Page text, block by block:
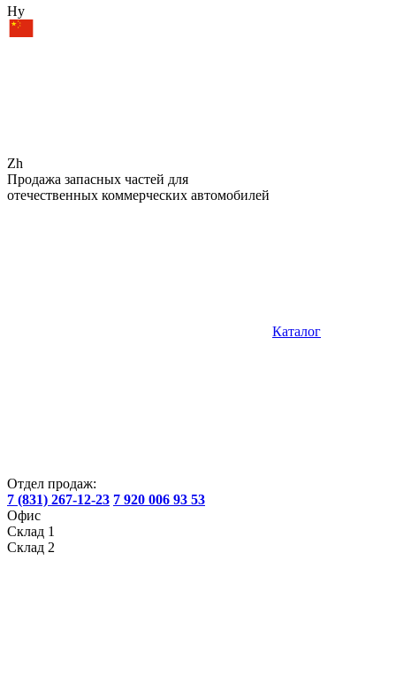
Hy
Zh
Продажа запасных частей для
отечественных коммерческих автомобилей
Каталог
Отдел продаж:
7 (831) 267-12-23 7 920 006 93 53
Офис
Склад 1
Склад 2